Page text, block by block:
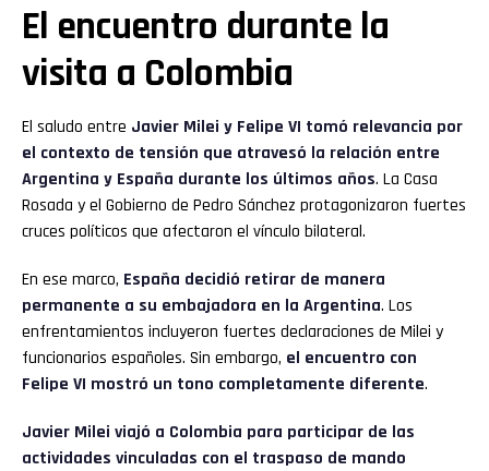
El encuentro durante la
visita a Colombia
El saludo entre Javier Milei y Felipe VI tomó relevancia por
el contexto de tensión que atravesó la relación entre
Argentina y España durante los últimos años. La Casa
Rosada y el Gobierno de Pedro Sánchez protagonizaron fuertes
cruces políticos que afectaron el vínculo bilateral.
En ese marco, España decidió retirar de manera
permanente a su embajadora en la Argentina. Los
enfrentamientos incluyeron fuertes declaraciones de Milei y
funcionarios españoles. Sin embargo, el encuentro con
Felipe VI mostró un tono completamente diferente.
Javier Milei viajó a Colombia para participar de las
actividades vinculadas con el traspaso de mando